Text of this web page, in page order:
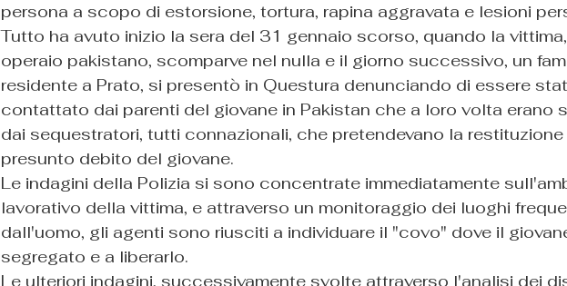
persona a scopo di estorsione, tortura, rapina aggravata e lesioni
Tutto ha avuto inizio la sera del 31 gennaio scorso, quando la
operaio pakistano, scomparve nel nulla e il giorno successivo, un
residente a Prato, si presentò in Questura denunciando di essere
contattato dai parenti del giovane in Pakistan che a loro volta erano
dai sequestratori, tutti connazionali, che pretendevano la restituzione
presunto debito del giovane.
Le indagini della Polizia si sono concentrate immediatamente
lavorativo della vittima, e attraverso un monitoraggio dei luoghi
dall'uomo, gli agenti sono riusciti a individuare il "covo" dove il
segregato e a liberarlo.
Le ulteriori indagini, successivamente svolte attraverso l'analisi dei